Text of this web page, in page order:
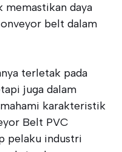
memastikan daya
belt dalam
terletak pada
juga dalam
karakteristik
Belt PVC
pelaku industri